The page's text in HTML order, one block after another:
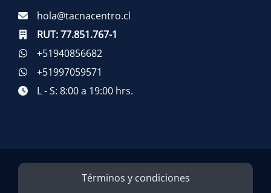
hola@tacnacentro.cl
RUT:77.851.767-1
+51940856682
+51997059571
L - S: 8:00 a 19:00 hrs.
Términos y condiciones